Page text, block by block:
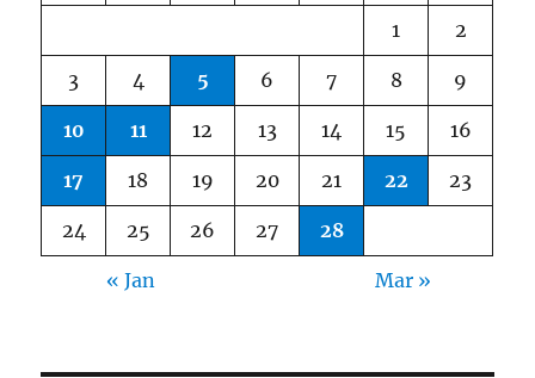
1 2
3 4 5 6 7 8 9
10 11 12 13 14 15 16
17 18 19 20 21 22 23
24 25 26 27 28
« Jan Mar »